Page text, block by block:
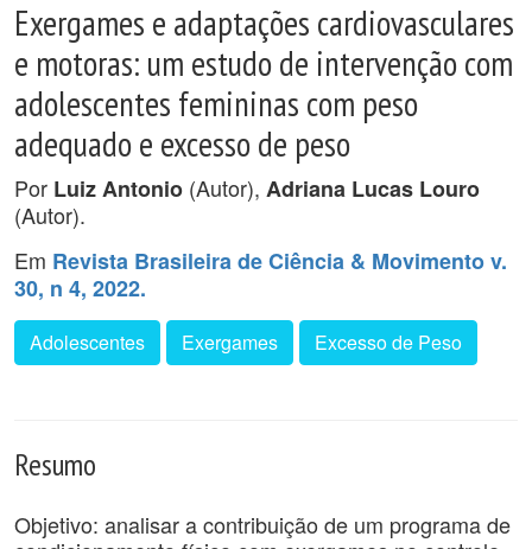
Exergames e adaptações cardiovasculares
e motoras: um estudo de intervenção com
adolescentes femininas com peso
adequado e excesso de peso
Por Luiz Antonio (Autor), Adriana Lucas Louro
(Autor).
Em Revista Brasileira de Ciência & Movimento v.
30, n 4, 2022.
Adolescentes Exergames Excesso de Peso
Resumo
Objetivo: analisar a contribuição de um programa de